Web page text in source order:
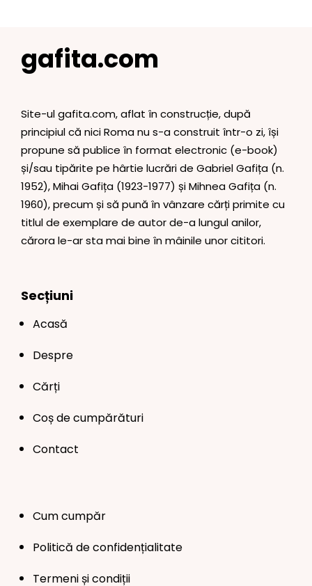
gafita.com
Site-ul gafita.com, aflat în construcție, după
principiul că nici Roma nu s-a construit într-o zi, își
propune să publice în format electronic (e-book)
și/sau tipărite pe hârtie lucrări de Gabriel Gafița (n.
1952), Mihai Gafița (1923-1977) și Mihnea Gafița (n.
1960), precum și să pună în vânzare cărți primite cu
titlul de exemplare de autor de-a lungul anilor,
cărora le-ar sta mai bine în mâinile unor cititori.
Secțiuni
Acasă
Despre
Cărți
Coș de cumpărături
Contact
Cum cumpăr
Politică de confidențialitate
Termeni și condiții